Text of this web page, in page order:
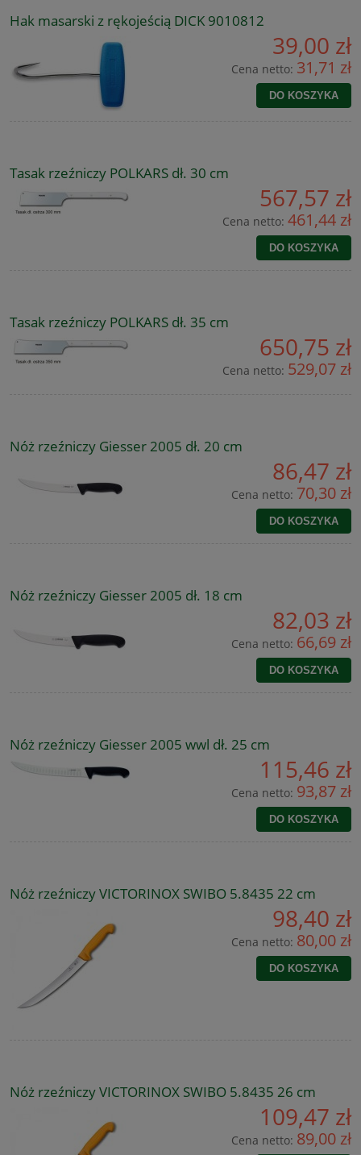
Hak masarski z rękojeścią DICK 9010812
39,00 zł
Cena netto: 31,71 zł
DO KOSZYKA
Tasak rzeźniczy POLKARS dł. 30 cm
567,57 zł
Cena netto: 461,44 zł
DO KOSZYKA
Tasak rzeźniczy POLKARS dł. 35 cm
650,75 zł
Cena netto: 529,07 zł
Nóż rzeźniczy Giesser 2005 dł. 20 cm
86,47 zł
Cena netto: 70,30 zł
DO KOSZYKA
Nóż rzeźniczy Giesser 2005 dł. 18 cm
82,03 zł
Cena netto: 66,69 zł
DO KOSZYKA
Nóż rzeźniczy Giesser 2005 wwl dł. 25 cm
115,46 zł
Cena netto: 93,87 zł
DO KOSZYKA
Nóż rzeźniczy VICTORINOX SWIBO 5.8435 22 cm
98,40 zł
Cena netto: 80,00 zł
DO KOSZYKA
Nóż rzeźniczy VICTORINOX SWIBO 5.8435 26 cm
109,47 zł
Cena netto: 89,00 zł